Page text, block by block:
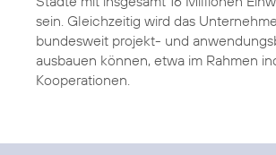
sein. Gleichzeitig wird das
bundesweit projekt- und
ausbauen können, etwa im Rahmen
Kooperationen.